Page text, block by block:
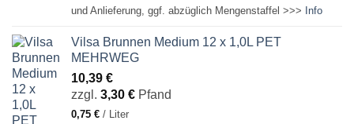
und Anlieferung, ggf. abzüglich Mengenstaffel >>> Info
Vilsa Brunnen Medium 12 x 1,0L PET
MEHRWEG
10,39 €
zzgl. 3,30 € Pfand
0,75 € /
Liter